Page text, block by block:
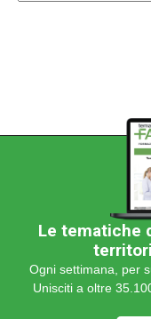
Le tematiche
Ogni settimana, per
Unisciti a oltre